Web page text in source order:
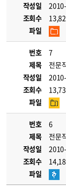
작성일
조회수
파일
번호
7
제목
전문
작성일
조회수
파일
번호
6
제목
전문
작성일
조회수
파일